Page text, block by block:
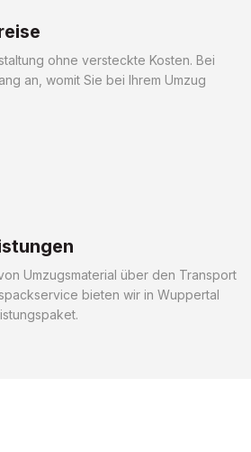
ohne versteckte Kosten. Bei
an, womit Sie bei Ihrem Umzug
Umzugsmaterial über den Transport
bieten wir in Wuppertal